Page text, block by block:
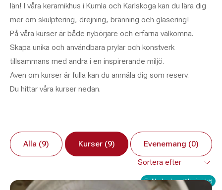
län! I våra keramikhus i Kumla och Karlskoga kan du lära dig
mer om skulptering, drejning, bränning och glasering!
På våra kurser är både nybörjare och erfarna välkomna.
Skapa unika och användbara prylar och konstverk
tillsammans med andra i en inspirerande miljö.
Även om kurser är fulla kan du anmäla dig som reserv.
Du hittar våra kurser nedan.
Alla (9) Kurser (9) Evenemang (0)
Fullbokad – ställ dig i kö